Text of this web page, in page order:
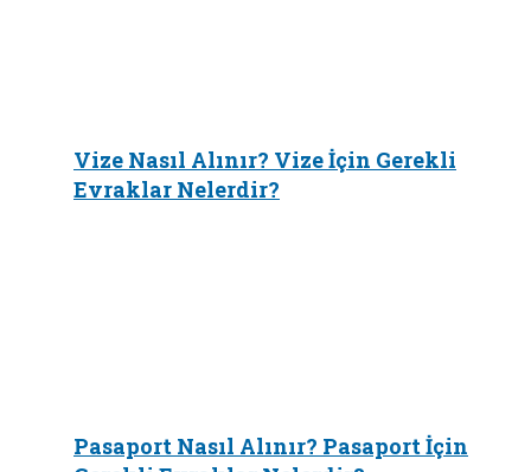
Vize Nasıl Alınır? Vize İçin Gerekli
Evraklar Nelerdir?
Pasaport Nasıl Alınır? Pasaport İçin